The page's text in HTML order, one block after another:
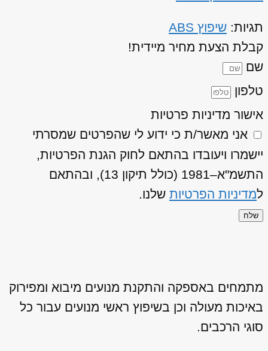
תגיות: שיפוץ ABS
קבלת הצעת מחיר מיידית!
שם
טלפון
אישור מדיניות פרטיות
אני מאשר/ת כי ידוע לי שהפרטים שמסרתי
יישמרו ויעובדו בהתאם לחוק הגנת הפרטיות,
התשמ"א–1981 (כולל תיקון 13), ובהתאם
למדיניות הפרטיות שלנו.
שלח
מתמחים באספקה והתקנת מנועים מיבוא ומפירוק
באיכות מעולה וכן בשיפוץ ראשי מנועים עבור כל
סוגי הרכבים.